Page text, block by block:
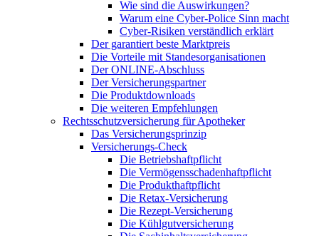
Wie sind die Auswirkungen?
Warum eine Cyber-Police Sinn macht
Cyber-Risiken verständlich erklärt
Der garantiert beste Marktpreis
Die Vorteile mit Standesorganisationen
Der ONLINE-Abschluss
Der Versicherungspartner
Die Produktdownloads
Die weiteren Empfehlungen
Rechtsschutzversicherung für Apotheker
Das Versicherungsprinzip
Versicherungs-Check
Die Betriebshaftpflicht
Die Vermögensschadenhaftpflicht
Die Produkthaftpflicht
Die Retax-Versicherung
Die Rezept-Versicherung
Die Kühlgutversicherung